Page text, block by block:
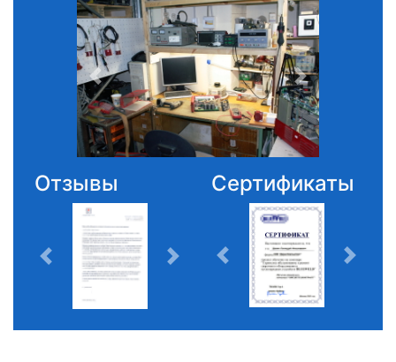
Отзывы Сертификаты